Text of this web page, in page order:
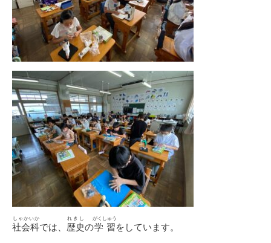
社会科
しゃかいか
では、 歴史
れきし
の学習
がくしゅう
をしています。